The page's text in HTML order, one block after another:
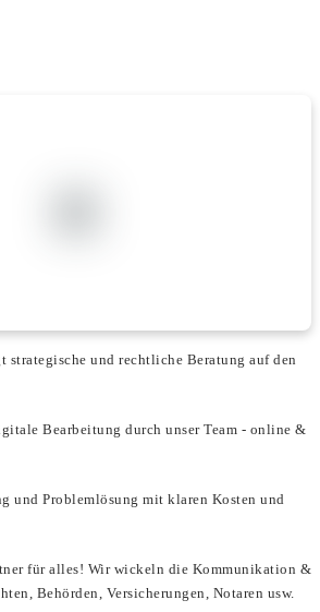
strategische und rechtliche Beratung auf den
Bearbeitung durch unser Team - online &
und Problemlösung mit klaren Kosten und
für alles! Wir wickeln die Kommunikation &
Behörden, Versicherungen, Notaren usw.